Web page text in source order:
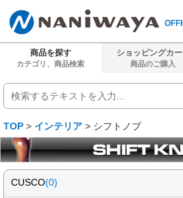
商品を探す
カテゴリ、商品検索
ショッピングカー
商品のご購入
TOP > インテリア > シフトノブ
CUSCO(0)